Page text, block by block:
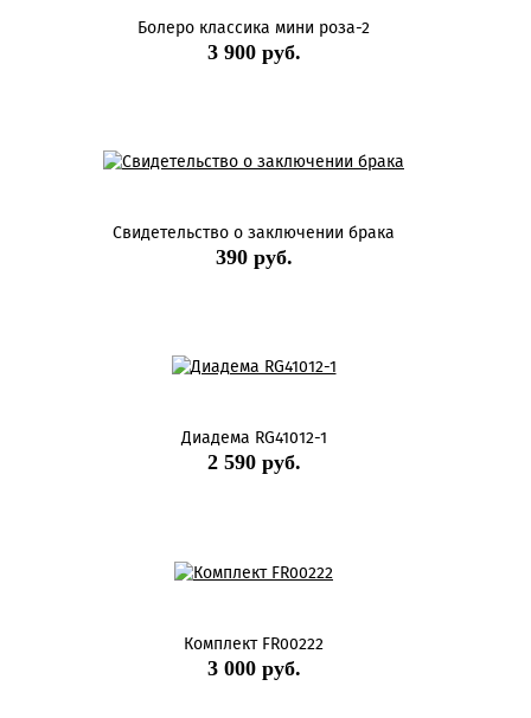
Болеро классика мини роза-2
3 900 руб.
Свидетельство о заключении брака
390 руб.
Диадема RG41012-1
2 590 руб.
Комплект FR00222
3 000 руб.